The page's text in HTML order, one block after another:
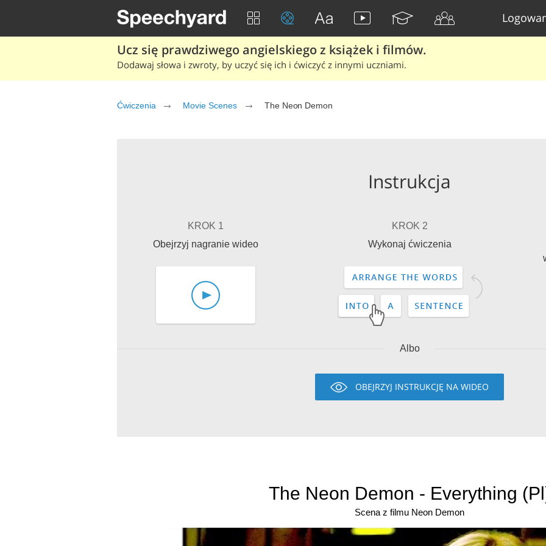
Ucz się prawdziwego angielskiego z książek i filmów.
Dodawaj słowa i zwroty, by uczyć się ich i ćwiczyć z innymi uczniami.
Ćwiczenia Movie Scenes The Neon Demon
Instrukcja
KROK 1
Obejrzyj nagranie wideo
KROK 2
Wykonaj ćwiczenia
Albo
OBEJRZYJ INSTRUKCJĘ NA WIDEO
The Neon Demon - Everything
Scena z filmu Neon Demon